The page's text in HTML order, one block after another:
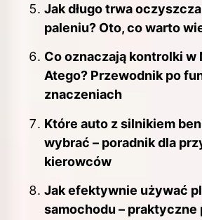
Jak długo trwa
paleniu? Oto, co warto
Co oznaczają kontrolki w
Atego? Przewodnik po
znaczeniach
Które auto z silnikiem
wybrać – poradnik dla
kierowców
Jak efektywnie używać
samochodu – praktyczne